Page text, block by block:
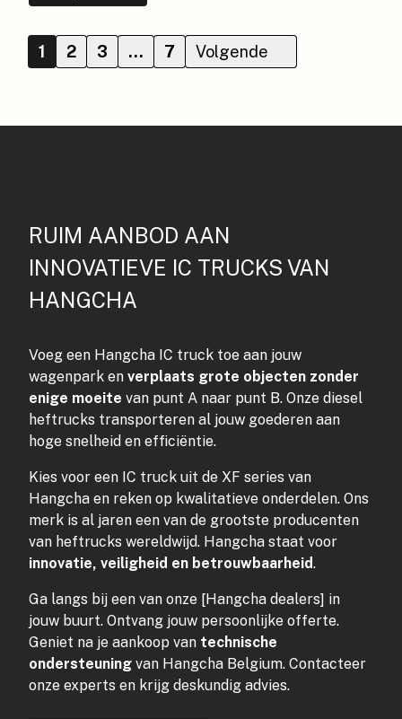
1 2 3 … 7 Volgende
RUIM AANBOD AAN
INNOVATIEVE IC TRUCKS VAN
HANGCHA
Voeg een Hangcha IC truck toe aan jouw
wagenpark en verplaats grote objecten zonder
enige moeite van punt A naar punt B. Onze diesel
heftrucks transporteren al jouw goederen aan
hoge snelheid en efficiëntie.
Kies voor een IC truck uit de XF series van
Hangcha en reken op kwalitatieve onderdelen. Ons
merk is al jaren een van de grootste producenten
van heftrucks wereldwijd. Hangcha staat voor
innovatie, veiligheid en betrouwbaarheid.
Ga langs bij een van onze [Hangcha dealers] in
jouw buurt. Ontvang jouw persoonlijke offerte.
Geniet na je aankoop van technische
ondersteuning van Hangcha Belgium. Contacteer
onze experts en krijg deskundig advies.